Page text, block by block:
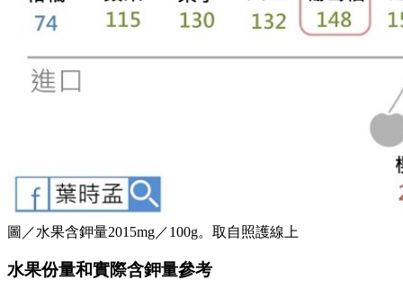
圖／水果含鉀量2015mg／100g。取自照護線上
水果份量和實際含鉀量參考